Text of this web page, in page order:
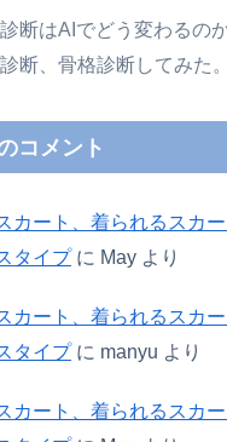
断はAIでどう変わるの
断、骨格診断してみた。
コメント
カート、着られるスカ
タイプに May より
カート、着られるスカ
タイプに manyu より
カート、着られるスカ